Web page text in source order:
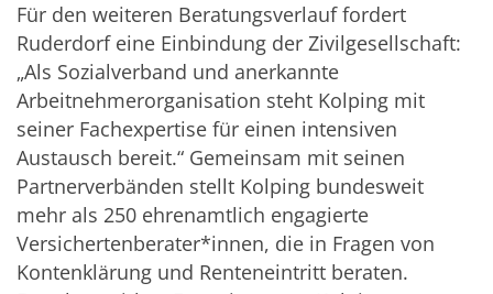
Für den weiteren Beratungsverlauf fordert
Ruderdorf eine Einbindung der Zivilgesellschaft:
„Als Sozialverband und anerkannte
Arbeitnehmerorganisation steht Kolping mit
seiner Fachexpertise für einen intensiven
Austausch bereit.“ Gemeinsam mit seinen
Partnerverbänden stellt Kolping bundesweit
mehr als 250 ehrenamtlich engagierte
Versichertenberater*innen, die in Fragen von
Kontenklärung und Renteneintritt beraten.